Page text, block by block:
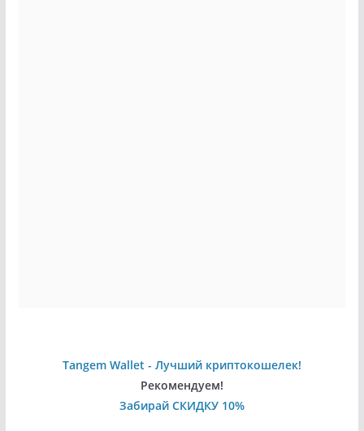
Tangem Wallet - Лучший криптокошелек!
Рекомендуем!
Забирай СКИДКУ 10%